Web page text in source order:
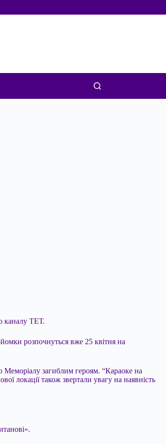
каналу ТЕТ.
розпочнуться вже 25 квітня на
Меморіалу загиблим героям. “Караоке на
локації також звертали увагу на наявність